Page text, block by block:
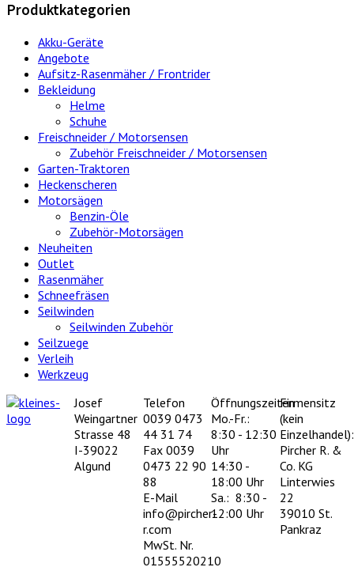
Produktkategorien
Akku-Geräte
Angebote
Aufsitz-Rasenmäher / Frontrider
Bekleidung
Helme
Schuhe
Freischneider / Motorsensen
Zubehör Freischneider / Motorsensen
Garten-Traktoren
Heckenscheren
Motorsägen
Benzin-Öle
Zubehör-Motorsägen
Neuheiten
Outlet
Rasenmäher
Schneefräsen
Seilwinden
Seilwinden Zubehör
Seilzuege
Verleih
Werkzeug
Josef
Weingartner
Strasse 48
I-39022
Algund
Telefon
0039 0473
44 31 74
Fax 0039
0473 22 90
88
E-Mail
info@pircher-
r.com
MwSt. Nr.
01555520210
Öffnungszeiten
Mo.-Fr.:
8:30 - 12:30
Uhr
14:30 -
18:00 Uhr
Sa.: 8:30 -
12:00 Uhr
Firmensitz
(kein
Einzelhandel):
Pircher R. &
Co. KG
Linterwies
22
39010 St.
Pankraz